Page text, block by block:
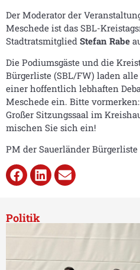
Der Moderator der
Meschede ist das SBL-
Stadtratsmitglied Stefan Rabe
Die Podiumsgäste und die
Bürgerliste (SBL/FW) laden
einer hoffentlich lebhaften
Meschede ein. Bitte
Großer Sitzungssaal im
mischen Sie sich ein!
PM der Sauerländer
Politik